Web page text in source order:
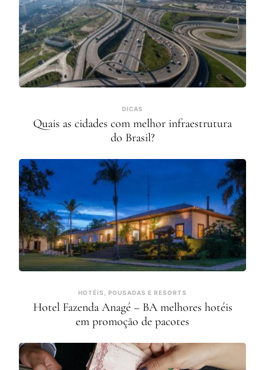
DICAS
Quais as cidades com melhor infraestrutura
do Brasil?
HOTÉIS, POUSADAS E RESORTS
Hotel Fazenda Anagé – BA melhores hotéis
em promoção de pacotes